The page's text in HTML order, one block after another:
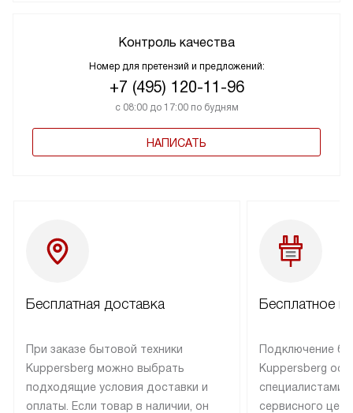
Контроль качества
Номер для претензий и предложений:
+7 (495) 120-11-96
с 08:00 до 17:00 по будням
НАПИСАТЬ
Бесплатная доставка
При заказе бытовой техники
Kuppersberg можно выбрать
подходящие условия доставки и
оплаты. Если товар в наличии, он
Бесплатное
Подключение
Kuppersberg
специалистами
сервисного